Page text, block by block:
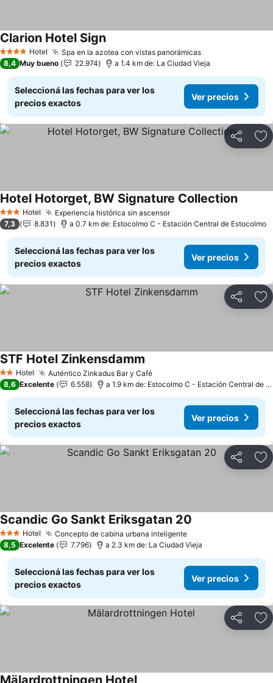
4 EstrellasHotel Spa en la azotea con vistas panorámicas
Clarion Hotel Sign
8,4 Muy bueno 22.974 a 1.4 km de: La Ciudad Vieja
Seleccioná las fechas para ver los
precios exactos
Ver precios
Compartir
3 Estrellas
Hotel Experiencia histórica sin ascensor
Hotel Hotorget, BW Signature Collection
7,3 8.831 a 0.7 km de: Estocolmo C - Estación Central de Estocolmo
Seleccioná las fechas para ver los
precios exactos
Ver precios
Compartir
2 Estrellas
Hotel Auténtico Zinkadus Bar y Café
STF Hotel Zinkensdamm
8,6 Excelente 6.558 a 1.9 km de: Estocolmo C - Estación Central de Estocolmo
Seleccioná las fechas para ver los
precios exactos
Ver precios
Compartir
3 Estrellas
Hotel Concepto de cabina urbana inteligente
Scandic Go Sankt Eriksgatan 20
8,5 Excelente 7.796 a 2.3 km de: La Ciudad Vieja
Seleccioná las fechas para ver los
precios exactos
Ver precios
Compartir
Mälardrottningen Hotel